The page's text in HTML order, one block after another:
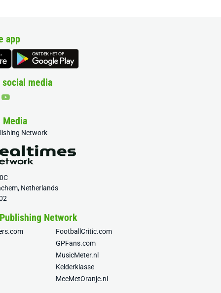
app
media
Media
Network
Netherlands
Network
FootballCritic.com
GPFans.com
MusicMeter.nl
Kelderklasse
MeeMetOranje.nl